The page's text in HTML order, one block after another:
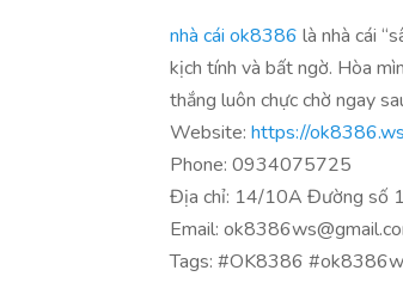
nhà cái ok8386 là nhà cái
kịch tính và bất ngờ. Hòa
thắng luôn chực chờ ngay
Website: https://
Phone: 0934075725
Địa chỉ: 14/10A Đường số
Email:
Tags: #OK8386